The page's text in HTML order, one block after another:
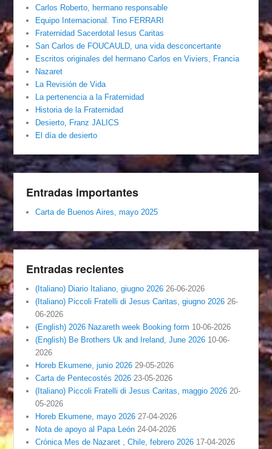
Carlos Roberto, hermano responsable
Equipo Internacional. Tino FERRARI
Fraternidad Sacerdotal Iesus Caritas
San Carlos de FOUCAULD, una vida desconcertante
Escritos originales del hermano Carlos en Viviers, Francia
Nazaret
La Revisión de Vida
La pertenencia a la Fraternidad
Historia de la Fraternidad
Desierto, Franz JALICS
El día de desierto
Entradas importantes
Carta de Buenos Aires, mayo 2025
Entradas recientes
(Italiano) Diario Italiano, giugno 2026 26-06-2026
(Italiano) Piccoli Fratelli di Jesus Caritas, giugno 2026 26-
06-2026
(English) 2026 Nazareth week Booking form 10-06-2026
(English) Be Brothers Uk and Ireland, June 2026 10-06-
2026
Horeb Ekumene, junio 2026 29-05-2026
Carta de Pentecostés 2026 23-05-2026
(Italiano) Piccoli Fratelli di Jesus Caritas, maggio 2026 20-
05-2026
Horeb Ekumene, mayo 2026 27-04-2026
Nota de apoyo al Papa León 24-04-2026
Crónica Mes de Nazaret , Chile, febrero 2026 17-04-2026